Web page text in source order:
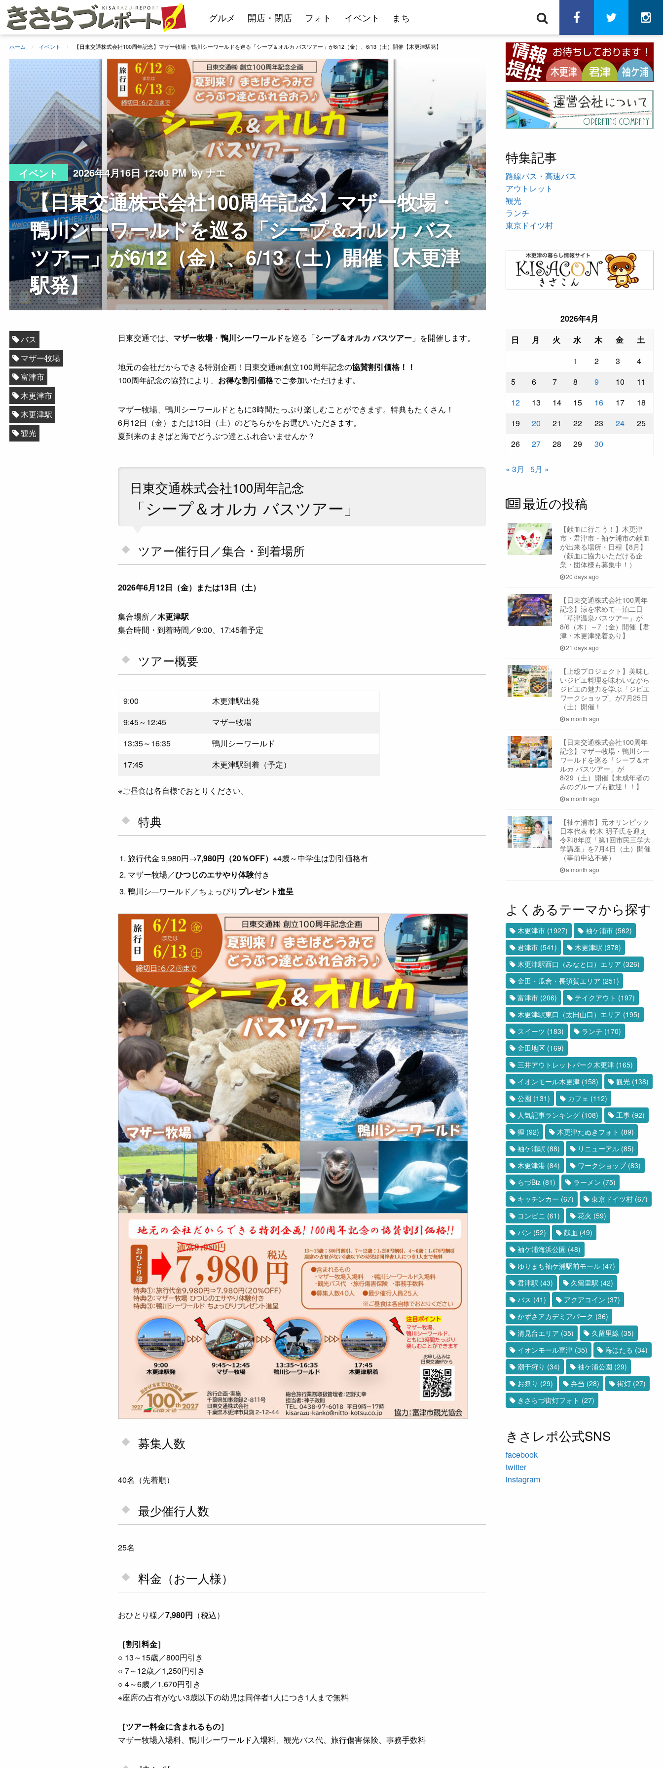
テ
グルメ 開店・閉店 フォト イベント まち facebooktwitter
ホーム イベント 【日東交通株式会社100周年記念】マザー牧場・鴨川シーワールドを巡る「シープ＆オルカ バスツアー」が6/12（金）、6/13（土）開催【木更津駅発】
イベント 2026年4月16日 12:00 PM by ナエ
【日東交通株式会社100周年記念】マザー牧場・
鴨川シーワールドを巡る「シープ＆オルカ バス
ツアー」が6/12（金）、6/13（土）開催【木更津
駅発】
日東交通では、 マザー牧場・鴨川シーワールドを巡る「シープ＆オルカ バスツアー 」を開催します。
地元の会社だからできる特別企画！日東交通㈱創立100周年記念の協賛割引価格！！
100周年記念の協賛により、 お得な割引価格でご参加いただけます。
マザー牧場、鴨川シーワールドともに3時間たっぷり楽しむことができます。特典もたくさん！
6月12日（金）または13日（土）のどちらかをお選びいただきます。
夏到来のまきばと海でどうぶつ達とふれ合いませんか？
日東交通株式会社100周年記念
「シープ＆オルカ バスツアー」
ツアー催行日／集合・到着場所
2026年6月12日（金）または13日（土）
集合場所／木更津駅
集合時間・到着時間／9:00、17:45着予定
ツアー概要
9:00
木更津駅出発
9:45～12:45
マザー牧場
13:35～16:35
鴨川シーワールド
17:45
木更津駅到着（予定）
※ご昼食は各自様でおとりください。
特典
旅行代金 9,980円→7,980円（20％OFF）※4歳～中学生は割引価格有
マザー牧場／ひつじのエサやり体験付き
鴨川シ―ワールド／ちょっぴり プレゼント進呈
募集人数
40名（先着順）
最少催行人数
25名
料金（お一人様）
おひとり様／7,980円 （税込）
［割引料金］
○ 13～15歳／800円引き
○ 7～12歳／1,250円引き
○ 4～6歳／1,670円引き
※座席の占有がない3歳以下の幼児は同伴者1人につき1人まで無料
［ツアー料金に含まれるもの］
マザー牧場入場料、鴨川シーワールド入場料、観光バス代、旅行傷害保険、事務手数料
バス
マザー牧場
富津市
木更津市
木更津駅
観光
特集記事
路線バス・高速バス
アウトレット
観光
ランチ
東京ドイツ村
2026年4月
日
月 火 水 木 金
土
1
2 3
4
5
6 7 8 9 10
11
12
13 14 15 16 17
18
19
20 21 22 23 24
25
26
27 28 29 30
« 3月 5月 »
最近の投稿
【献血に行こう！】木更津
市・君津市・袖ケ浦市の献血
が出来る場所・日程【8月】
（献血に協力いただける企
業・団体様も募集中！）
20 days ago
【日東交通株式会社100周年
記念】涼を求めて一泊二日
「草津温泉バスツアー」が
8/6（木）～7（金）開催【君
津・木更津発着あり】
21 days ago
【上総プロジェクト】美味し
いジビエ料理を味わいながら
ジビエの魅力を学ぶ「ジビエ
ワークショップ」が7月25日
（土）開催！
a month ago
【日東交通株式会社100周年
記念】マザー牧場・鴨川シー
ワールドを巡る「シープ＆オ
ルカ バスツアー」が
8/29（土）開催【未成年者の
みのグループも歓迎！！】
a month ago
【袖ケ浦市】元オリンピック
日本代表 鈴木 明子氏を迎え
令和8年度「第1回市民三学大
学講座」を7月4日（土）開催
（事前申込不要）
a month ago
よくあるテーマから探す
木更津市(1927) 袖ケ浦市(562)
君津市(541) 木更津駅 (378)
木更津駅西口（みなと口）エリア (326)
金田・瓜倉・長須賀エリア (251)
富津市(206) テイクアウト (197)
木更津駅東口（太田山口）エリア (195)
スイーツ (183) ランチ (170)
金田地区(169)
三井アウトレットパーク木更津(165)
イオンモール木更津(158) 観光(138)
公園 (131) カフェ (112)
人気記事ランキング(108) 工事(92)
狸 (92) 木更津たぬきフォト (89)
袖ケ浦駅 (88) リニューアル(85)
木更津港(84) ワークショップ(83)
らづBiz(81) ラーメン (75)
キッチンカー (67) 東京ドイツ村(67)
コンビニ (61) 花火 (59)
パン (52) 献血 (49)
袖ケ浦海浜公園 (48)
ゆりまち袖ケ浦駅前モール(47)
君津駅 (43) 久留里駅 (42)
バス (41) アクアコイン (37)
かずさアカデミアパーク (36)
清見台エリア (35) 久留里線 (35)
イオンモール富津(35) 海ほたる (34)
潮干狩り (34) 袖ケ浦公園 (29)
お祭り (29) 弁当 (28) 街灯(27)
きさらづ街灯フォト (27)
きさレポ公式SNS
facebook
twitter
instagram